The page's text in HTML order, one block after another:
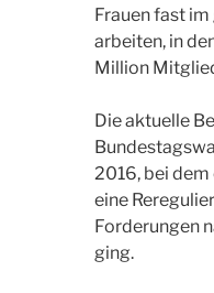
Frauen fast
arbeiten, in
Million
Die aktuelle
2016, bei
eine
Forderungen
ging.